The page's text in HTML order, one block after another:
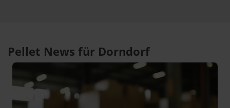
Pellet News für Dorndorf